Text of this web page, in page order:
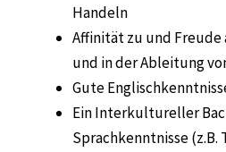
Handeln
Affinität zu und Freude
und in der Ableitung
Gute
Ein Interkultureller
Sprachkenntnisse (z.B.